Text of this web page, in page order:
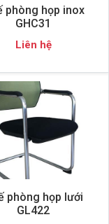
phòng họp inox
GHC31
Liên hệ
phòng họp lưới
GL422